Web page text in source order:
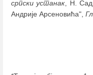
српски устанак , Н.
Андрије Арсеновића",